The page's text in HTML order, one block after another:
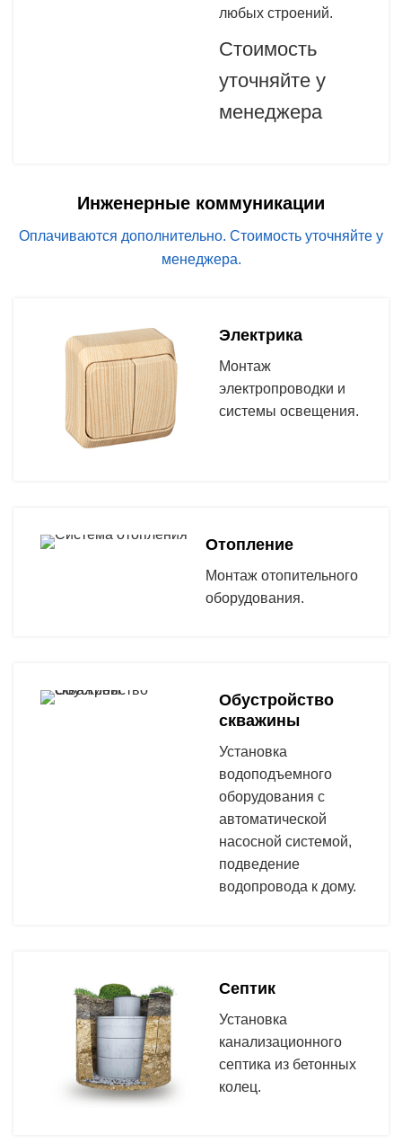
любых строений.
Стоимость
уточняйте у
менеджера
Инженерные коммуникации
Оплачиваются дополнительно. Стоимость уточняйте у
менеджера.
Электрика
Монтаж
электропроводки и
системы освещения.
Отопление
Монтаж отопительного
оборудования.
Обустройство
скважины
Установка
водоподъемного
оборудования с
автоматической
насосной системой,
подведение
водопровода к дому.
Септик
Установка
канализационного
септика из бетонных
колец.